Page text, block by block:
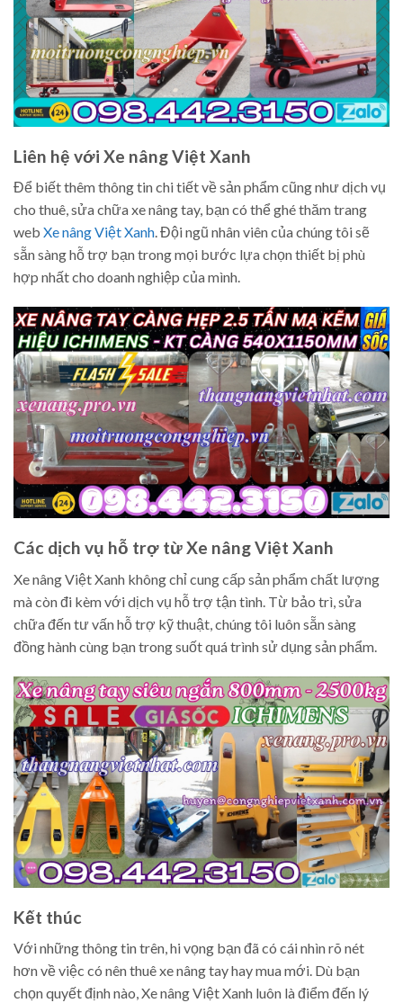
Liên hệ với Xe nâng Việt Xanh
Để biết thêm thông tin chi tiết về sản phẩm cũng như dịch vụ
cho thuê, sửa chữa xe nâng tay, bạn có thể ghé thăm trang
web Xe nâng Việt Xanh. Đội ngũ nhân viên của chúng tôi sẽ
sẵn sàng hỗ trợ bạn trong mọi bước lựa chọn thiết bị phù
hợp nhất cho doanh nghiệp của mình.
Các dịch vụ hỗ trợ từ Xe nâng Việt Xanh
Xe nâng Việt Xanh không chỉ cung cấp sản phẩm chất lượng
mà còn đi kèm với dịch vụ hỗ trợ tận tình. Từ bảo trì, sửa
chữa đến tư vấn hỗ trợ kỹ thuật, chúng tôi luôn sẵn sàng
đồng hành cùng bạn trong suốt quá trình sử dụng sản phẩm.
Kết thúc
Với những thông tin trên, hi vọng bạn đã có cái nhìn rõ nét
hơn về việc có nên thuê xe nâng tay hay mua mới. Dù bạn
chọn quyết định nào, Xe nâng Việt Xanh luôn là điểm đến lý